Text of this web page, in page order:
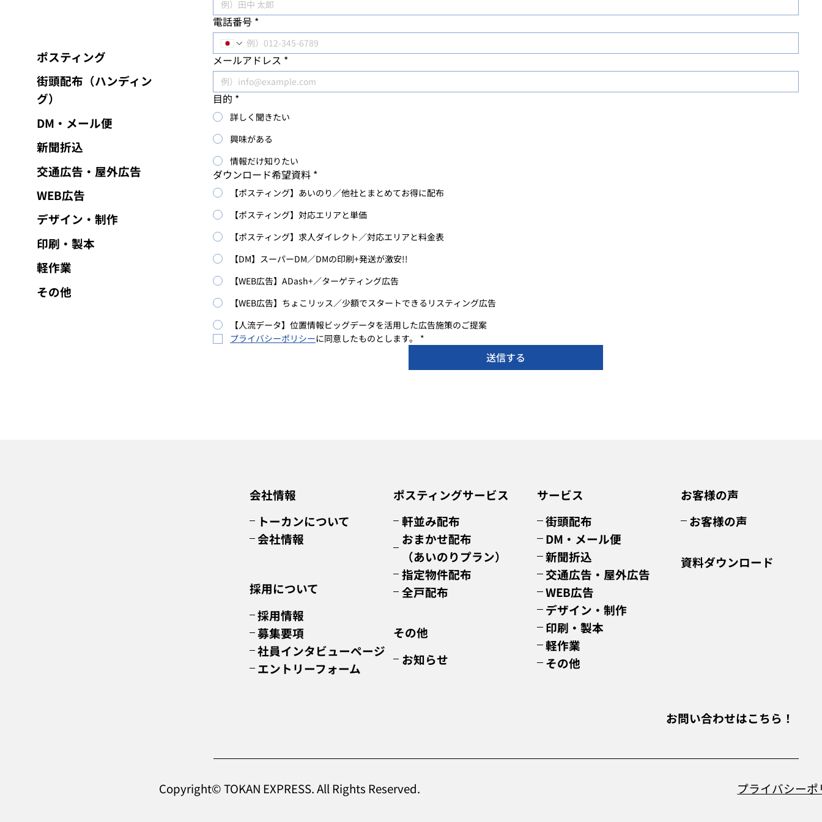
電話番号 *
メールアドレス *
目的 *
詳しく聞きたい
興味がある
情報だけ知りたい
ダウンロード希望資料 *
【ポスティング】あいのり／他社とまとめてお得に配布
【ポスティング】対応エリアと単価
【ポスティング】求人ダイレクト／対応エリアと料金表
【DM】スーパーDM／DMの印刷+発送が激安!!
【WEB広告】ADash+／ターゲティング広告
【WEB広告】ちょこリッス／少額でスタートできるリスティング広告
【人流データ】位置情報ビッグデータを活用した広告施策のご提案
プライバシーポリシーに同意したものとします。 *
送信する
お問い合わせはこちら！
Copyright© TOKAN EXPRESS. All Rights Reserved. プライバシー
会社情報
トーカンについて
会社情報
採用について
採用情報
募集要項
社員インタビューページ
エントリーフォーム
ポスティングサービス
軒並み配布
おまかせ配布
（あいのりプラン）
指定物件配布
全戸配布
その他
お知らせ
サービス
街頭配布
DM・メール便
新聞折込
交通広告・屋外広告
WEB広告
デザイン・制作
印刷・製本
軽作業
その他
お客様の声
お客様の声
資料ダウンロード
ポスティング
街頭配布（ハンディン
グ）
DM・メール便
新聞折込
交通広告・屋外広告
WEB広告
デザイン・制作
印刷・製本
軽作業
その他